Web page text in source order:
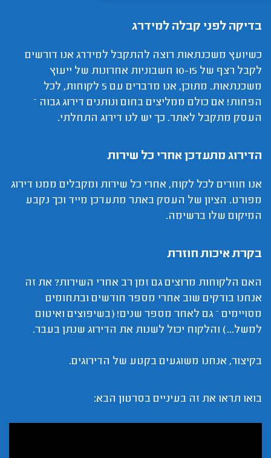
בדיקה לפני קבלה למידרג
כשיועץ משכנתאות רוצה להתקבל למידרג אנו דורשים
לקבל רצף של 10-15 חשבוניות אחרונות של ייעוץ
משכנתאות. מתוכן, אנו מדברים עם 5 לקוחות, לכל
הפחות! אם כולם ממליצים בחום ונותנים דירוג גבוה –
העסק מתקבל לאתר. כך יש לנו דירוג התחלתי.
הדירוג מתעדכן אחרי כל שירות
אנו חוזרים לכל לקוח, אחרי כל שירות ומקבלים ממנו דירוג
מפורט. הציון של העסק באתר מתעדכן מייד וכך נקבע
המיקום שלו ברשימה.
בקרת איכות חוזרת
האם הלקוחות מרוצים גם זמן רב אחרי השירות? את זה
אנחנו בודקים שוב אחרי מספר חודשים ובתחומים
מסויימים – גם לאחר מספר שנים! (בשיפוצים ואיטום
למשל...) והלקוח יכול לשנות את הדירוג שנתן בעבר.
בקיצור, אנחנו משוגעים בקטע של הדירוגים.
בואו תראו את זה בעיניים בסרטון הבא: